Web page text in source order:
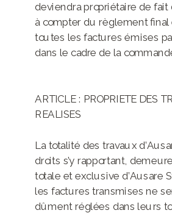
deviendra propriétaire de fait
à compter du règlement final
toutes les factures émises
dans le cadre de la
ARTICLE : PROPRIETE DES
REALISES
La totalité des travaux
droits s’y rapportant,
totale et exclusive d’Ausare
les factures transmises ne
dûment réglées dans leurs